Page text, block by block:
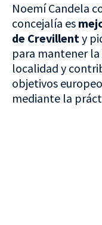
Noemí Candela
concejalía es
de Crevillenty
para mantener la
localidad y
objetivos
mediante la